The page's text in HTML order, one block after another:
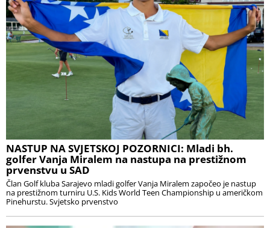
NASTUP NA SVJETSKOJ POZORNICI: Mladi bh.
golfer Vanja Miralem na nastupa na prestižnom
prvenstvu u SAD
Član Golf kluba Sarajevo mladi golfer Vanja Miralem započeo je nastup
na prestižnom turniru U.S. Kids World Teen Championship u američkom
Pinehurstu. Svjetsko prvenstvo